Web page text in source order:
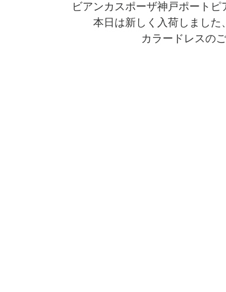
ビアンカスポーザ神戸ポートピ
本日は新しく入荷しました
カラードレスの